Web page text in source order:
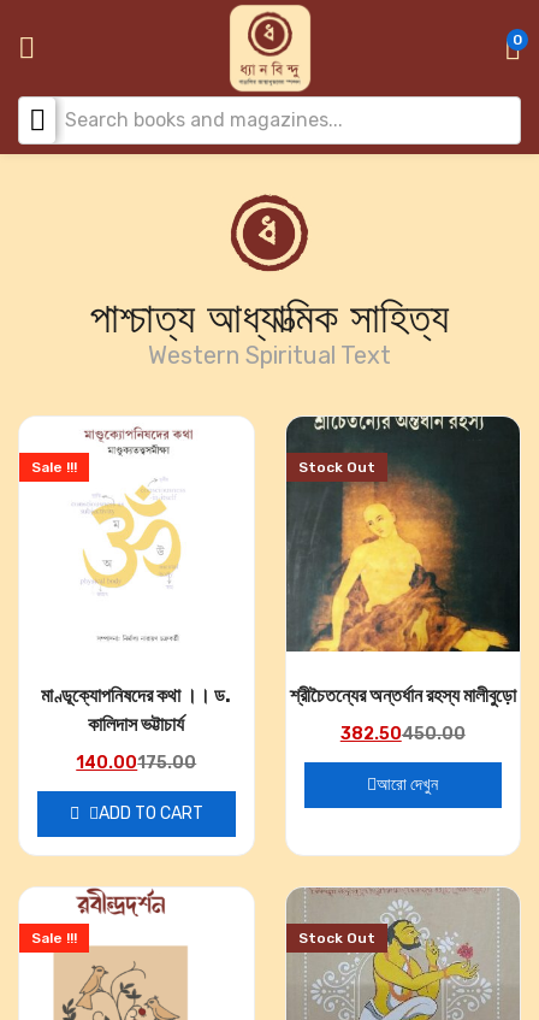
0
পাশ্চাত্য আধ্যাত্মিক সাহিত্য
Western Spiritual Text
মাণ্ডূক্যোপনিষদের কথা ।। ড.
কালিদাস ভট্টাচার্য
Sale !!!
140.00175.00
ADD TO CART
শ্রীচৈতন্যের অন্তর্ধান রহস্য মালীবুড়ো
Stock Out
382.50450.00
আরো দেখুন
Sale !!! Stock Out